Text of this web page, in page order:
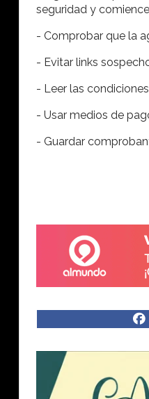
seguridad y
- Comprobar que la
- Evitar links
- Leer las
- Usar medios de
- Guardar